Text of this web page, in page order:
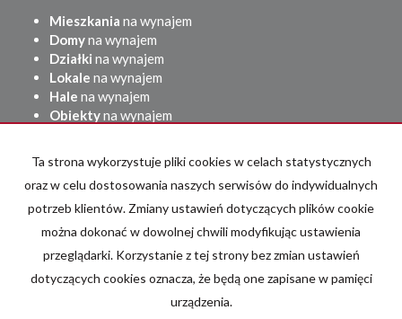
Mieszkania na wynajem
Domyna wynajem
Działki na wynajem
Lokale na wynajem
Hale na wynajem
Obiektyna wynajem
Domy na sprzedaż
Działkina sprzedaż
Lokalena sprzedaż
Hale
na sprzedaż
Obiektyna sprzedaż
adresowo.pl
Ta strona wykorzystuje pliki cookies w celach statystycznych
oraz w celu dostosowania naszych serwisów do indywidualnych
potrzeb klientów. Zmiany ustawień dotyczących plików cookie
można dokonać w dowolnej chwili modyfikując ustawienia
przeglądarki. Korzystanie z tej strony bez zmian ustawień
dotyczących cookies oznacza, że będą one zapisane w pamięci
urządzenia.